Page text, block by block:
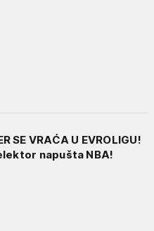
SE VRAĆA U EVROLIGU!
napušta NBA!